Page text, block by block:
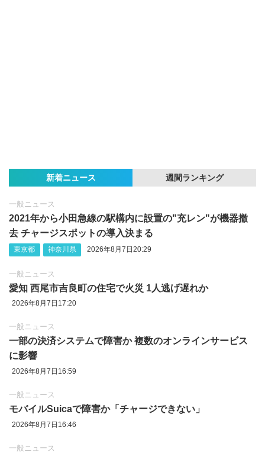
新着ニュース 週間ランキング
一般ニュース
2021年から小田急線の駅構内に設置の"充レン"が機器撤
去 チャージスポットの導入決まる
東京都 神奈川県 2026年8月7日20:29
一般ニュース
愛知 西尾市吉良町の住宅で火災 1人逃げ遅れか
2026年8月7日17:20
一般ニュース
一部の決済システムで障害か 複数のオンラインサービス
に影響
2026年8月7日16:59
一般ニュース
モバイルSuicaで障害か「チャージできない」
2026年8月7日16:46
一般ニュース